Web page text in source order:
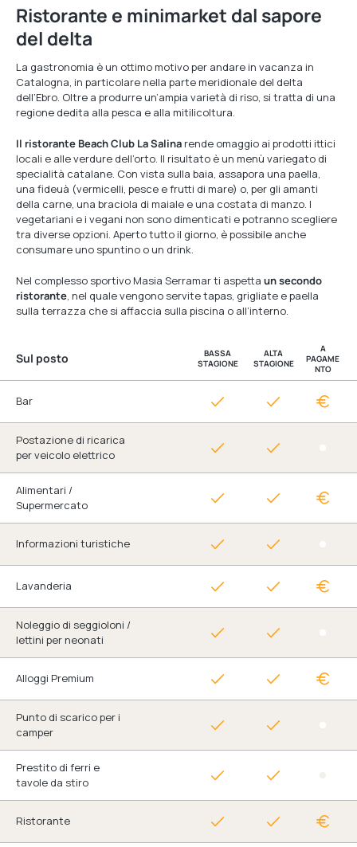
Ristorante e minimarket dal sapore
del delta
La gastronomia è un ottimo motivo per andare in vacanza in
Catalogna, in particolare nella parte meridionale del delta
dell’Ebro. Oltre a produrre un’ampia varietà di riso, si tratta di una
regione dedita alla pesca e alla mitilicoltura.
Il ristorante Beach Club La Salina rende omaggio ai prodotti ittici
locali e alle verdure dell’orto. Il risultato è un menù variegato di
specialità catalane. Con vista sulla baia, assapora una paella,
una fideuà (vermicelli, pesce e frutti di mare) o, per gli amanti
della carne, una braciola di maiale e una costata di manzo. I
vegetariani e i vegani non sono dimenticati e potranno scegliere
tra diverse opzioni. Aperto tutto il giorno, è possibile anche
consumare uno spuntino o un drink.
Nel complesso sportivo Masia Serramar ti aspetta un secondo
ristorante, nel quale vengono servite tapas, grigliate e paella
sulla terrazza che si affaccia sulla piscina o all’interno.
Sul posto
BASSA
STAGIONE
ALTA
STAGIONE
A
PAGAME
NTO
Bar
Postazione di ricarica
per veicolo elettrico
Alimentari /
Supermercato
Informazioni turistiche
Lavanderia
Noleggio di seggioloni /
lettini per neonati
Alloggi Premium
Punto di scarico per i
camper
Prestito di ferri e
tavole da stiro
Ristorante